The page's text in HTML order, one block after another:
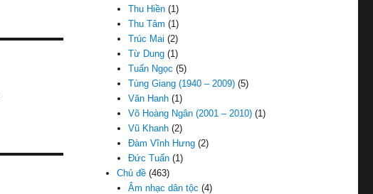
Thu Hiền (1)
Thu Tâm (1)
Trúc Mai (2)
Từ Dung (1)
Tuấn Ngọc (5)
Tùng Giang (1940 – 2009) (5)
Văn Hanh (1)
Võ Hoàng Ngân (2001 – 2010) (1)
Vũ Khanh (2)
Đàm Vĩnh Hưng (2)
Đức Tuấn (1)
Chủ đề (463)
Âm nhạc dân tộc (4)